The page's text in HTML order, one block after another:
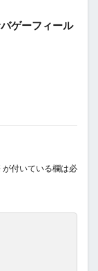
ゲーフィール
が付いている欄は必